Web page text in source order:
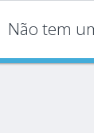
Não tem